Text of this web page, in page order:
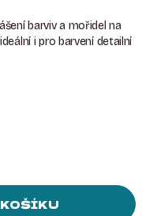
barviv a mořidel na
i pro barvení detailní
KOŠÍKU